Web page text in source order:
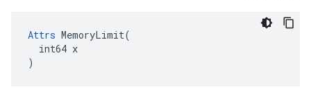
Attrs MemoryLimit(
  int64 x
)